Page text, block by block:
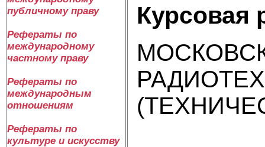
публичному праву
Рефераты по
международному
частному праву
Рефераты по
международным
отношениям
Рефераты по
культуре и искусству
Курсовая